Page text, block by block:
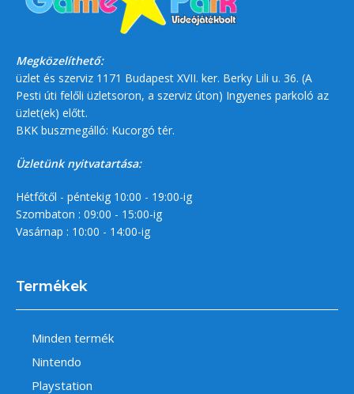
Megközelíthető:
üzlet és szerviz 1171 Budapest XVII. ker. Berky Lili u. 36. (A
Pesti úti felőli üzletsoron, a szerviz úton) Ingyenes parkoló az
üzlet(ek) előtt.
BKK buszmegálló: Kucorgó tér.
Üzletünk nyitvatartása:
Hétfőtől - péntekig 10:00 - 19:00-ig
Szombaton : 09:00 - 15:00-ig
Vasárnap : 10:00 - 14:00-ig
Termékek
Minden termék
Nintendo
Playstation